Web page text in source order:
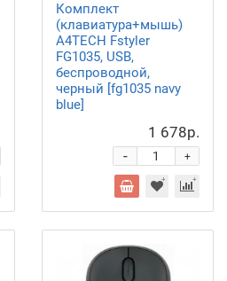
Комплект
(клавиатура+мышь)
A4TECH Fstyler
FG1035, USB,
беспроводной,
черный [fg1035 navy
blue]
1 678р.
+
-